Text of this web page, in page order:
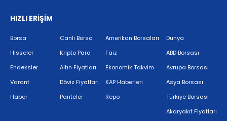
HIZLI ERİŞİM
Borsa
Hisseler
Endeksler
Varant
Haber
Canlı Borsa
Kripto Para
Altın Fiyatları
Döviz Fiyatları
Pariteler
Amerikan Borsaları
Faiz
Ekonomik Takvim
KAP Haberleri
Repo
Dünya
ABD Borsası
Avrupa Borsası
Asya Borsası
Türkiye Borsası
Akaryakıt Fiyatları